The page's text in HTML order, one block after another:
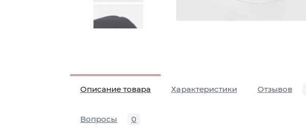
Описание товара Характеристики Отзывов
Вопросы 0